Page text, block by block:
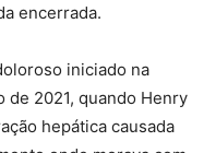
encerrada.
iniciado na
de 2021, quando Henry
hepática causada